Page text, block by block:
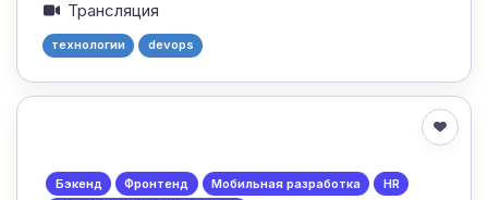
Трансляция
технологии devops
Бэкенд Фронтенд Мобильная разработка
HR